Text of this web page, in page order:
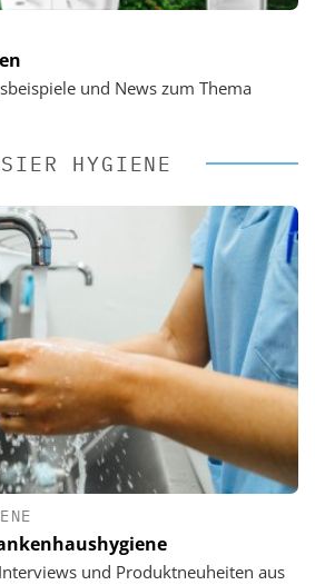
und News zum Thema
HYGIENE
und Produktneuheiten aus